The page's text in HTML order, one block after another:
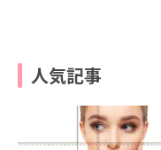
人気記事